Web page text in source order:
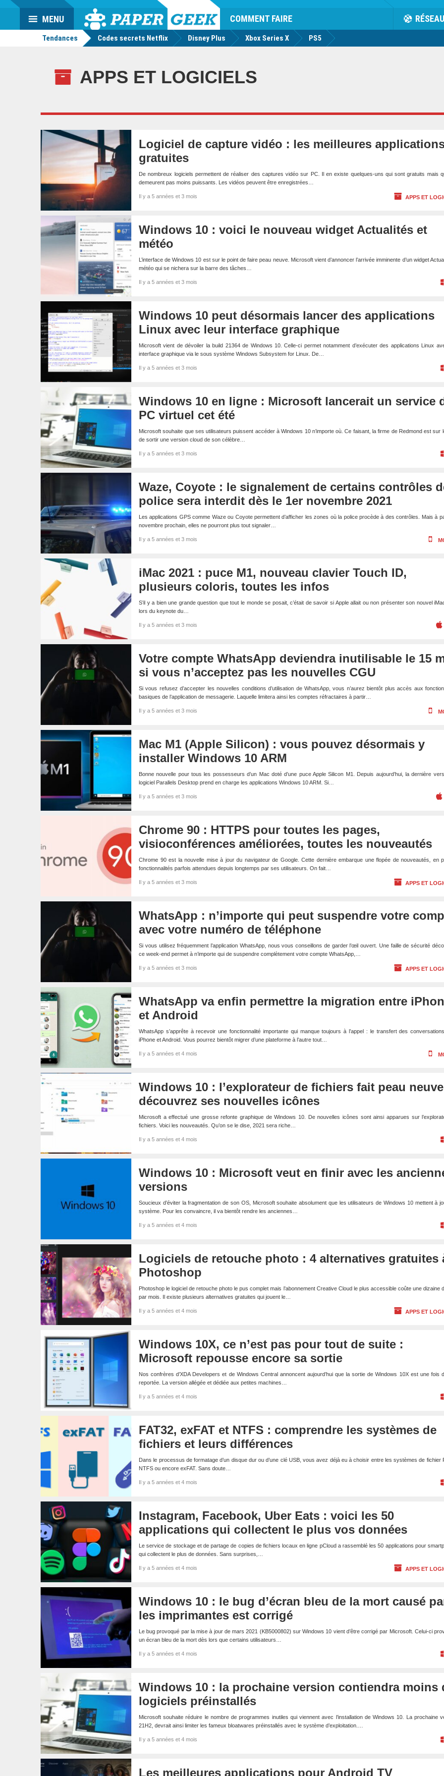
Actu
geek
COMMENT FAIRE RÉSEAU
MENU
Tendances Codes secrets Netflix Disney Plus Xbox Series X PS5
APPS ET LOGICIELS
Logiciel de capture vidéo : les meilleures
gratuites
De nombreux logiciels permettent de réaliser des captures vidéo sur PC. Il en existe quelques-uns qui sont gratuits mais
demeurent pas moins puissants. Les vidéos peuvent être enregistrées…
Il y a 5 années et 3 mois APPS ET
Windows 10 : voici le nouveau widget Actualités et
météo
L’interface de Windows 10 est sur le point de faire peau neuve. Microsoft vient d’annoncer l’arrivée imminente d’un widget
météo qui se nichera sur la barre des tâches…
Il y a 5 années et 3 mois
Windows 10 peut désormais lancer des applications
Linux avec leur interface graphique
Microsoft vient de dévoiler la build 21364 de Windows 10. Celle-ci permet notamment d’exécuter des applications Linux
interface graphique via le sous système Windows Subsystem for Linux. De…
Il y a 5 années et 3 mois
Windows 10 en ligne : Microsoft lancerait un service
PC virtuel cet été
Microsoft souhaite que ses utilisateurs puissent accéder à Windows 10 n’importe où. Ce faisant, la firme de Redmond est sur
de sortir une version cloud de son célèbre…
Il y a 5 années et 3 mois
Waze, Coyote : le signalement de certains contrôles
police sera interdit dès le 1er novembre 2021
Les applications GPS comme Waze ou Coyote permettent d’afficher les zones où la police procède à des contrôles. Mais à
novembre prochain, elles ne pourront plus tout signaler…
Il y a 5 années et 3 mois
iMac 2021 : puce M1, nouveau clavier Touch ID,
plusieurs coloris, toutes les infos
S’il y a bien une grande question que tout le monde se posait, c’était de savoir si Apple allait ou non présenter son nouvel
lors du keynote du…
Il y a 5 années et 3 mois
Votre compte WhatsApp deviendra inutilisable le 15
si vous n’acceptez pas les nouvelles CGU
Si vous refusez d’accepter les nouvelles conditions d’utilisation de WhatsApp, vous n’aurez bientôt plus accès aux
basiques de l’application de messagerie. Laquelle limitera ainsi les comptes réfractaires à partir…
Il y a 5 années et 3 mois
Mac M1 (Apple Silicon) : vous pouvez désormais y
installer Windows 10 ARM
Bonne nouvelle pour tous les possesseurs d’un Mac doté d’une puce Apple Silicon M1. Depuis aujourd’hui, la dernière
logiciel Parallels Desktop prend en charge les applications Windows 10 ARM. Si…
Il y a 5 années et 3 mois
Chrome 90 : HTTPS pour toutes les pages,
visioconférences améliorées, toutes les nouveautés
Chrome 90 est la nouvelle mise à jour du navigateur de Google. Cette dernière embarque une flopée de nouveautés, en
fonctionnalités parfois attendues depuis longtemps par ses utilisateurs. On fait…
Il y a 5 années et 3 mois APPS ET
WhatsApp : n’importe qui peut suspendre votre
avec votre numéro de téléphone
Si vous utilisez fréquemment l’application WhatsApp, nous vous conseillons de garder l’œil ouvert. Une faille de sécurité
ce week-end permet à n’importe qui de suspendre complètement votre compte WhatsApp,…
Il y a 5 années et 3 mois APPS ET
WhatsApp va enfin permettre la migration entre
et Android
WhatsApp s’apprête à recevoir une fonctionnalité importante qui manque toujours à l’appel : le transfert des
iPhone et Android. Vous pourrez bientôt migrer d’une plateforme à l’autre tout…
Il y a 5 années et 4 mois
Windows 10 : l’explorateur de fichiers fait peau
découvrez ses nouvelles icônes
Microsoft a effectué une grosse refonte graphique de Windows 10. De nouvelles icônes sont ainsi apparues sur
fichiers. Voici les nouveautés. Qu’on se le dise, 2021 sera riche…
Il y a 5 années et 4 mois
Windows 10 : Microsoft veut en finir avec les
versions
Soucieux d’éviter la fragmentation de son OS, Microsoft souhaite absolument que les utilisateurs de Windows 10 mettent à
système. Pour les convaincre, il va bientôt rendre les anciennes…
Il y a 5 années et 4 mois
Logiciels de retouche photo : 4 alternatives gratuites
Photoshop
Photoshop le logiciel de retouche photo le pus complet mais l’abonnement Creative Cloud le plus accessible coûte une dizaine
par mois. Il existe plusieurs alternatives gratuites qui jouent le…
Il y a 5 années et 4 mois APPS ET
Windows 10X, ce n’est pas pour tout de suite :
Microsoft repousse encore sa sortie
Nos confrères d’XDA Developers et de Windows Central annoncent aujourd’hui que la sortie de Windows 10X est une fois
reportée. La version allégée et dédiée aux petites machines…
Il y a 5 années et 4 mois
FAT32, exFAT et NTFS : comprendre les systèmes de
fichiers et leurs différences
Dans le processus de formatage d’un disque dur ou d’une clé USB, vous avez déjà eu à choisir entre les systèmes de fichier
NTFS ou encore exFAT. Sans doute…
Il y a 5 années et 4 mois
Instagram, Facebook, Uber Eats : voici les 50
applications qui collectent le plus vos données
Le service de stockage et de partage de copies de fichiers locaux en ligne pCloud a rassemblé les 50 applications pour
qui collectent le plus de données. Sans surprises,…
Il y a 5 années et 4 mois APPS ET
Windows 10 : le bug d’écran bleu de la mort causé
les imprimantes est corrigé
Le bug provoqué par la mise à jour de mars 2021 (KB5000802) sur Windows 10 vient d’être corrigé par Microsoft. Celui-ci
un écran bleu de la mort dès lors que certains utilisateurs…
Il y a 5 années et 4 mois
Windows 10 : la prochaine version contiendra moins
logiciels préinstallés
Microsoft souhaite réduire le nombre de programmes inutiles qui viennent avec l’installation de Windows 10. La prochaine
21H2, devrait ainsi limiter les fameux bloatwares préinstallés avec le système d’exploitation.…
Il y a 5 années et 4 mois
Les meilleures applications pour Android TV
Dark
Mode